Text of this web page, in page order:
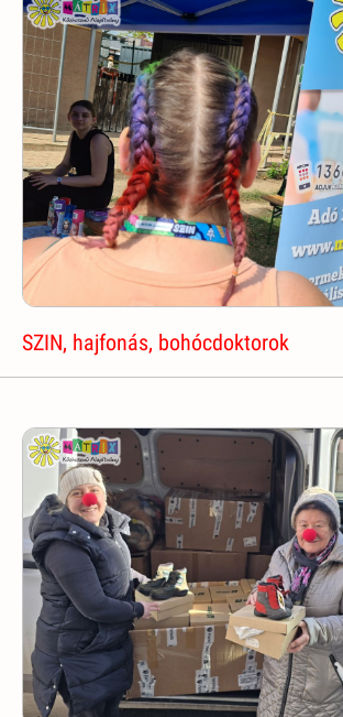
SZIN, hajfonás, bohócdoktorok